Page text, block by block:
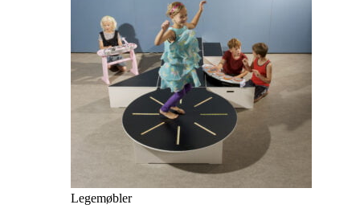
Legemøbler